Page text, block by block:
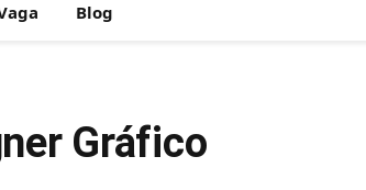
Blog
Gráfico